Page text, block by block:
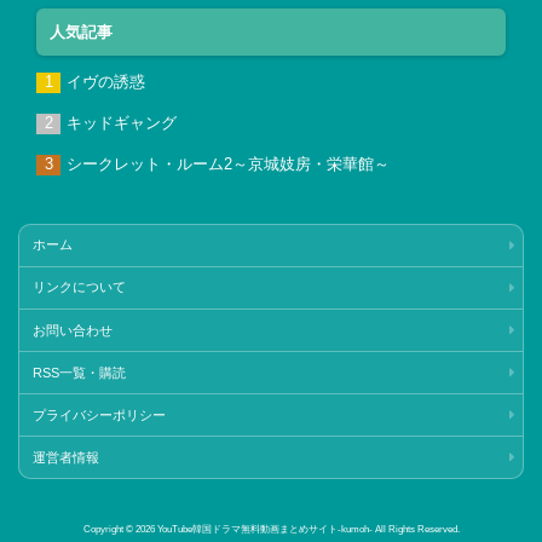
人気記事
イヴの誘惑
キッドギャング
シークレット・ルーム2～京城妓房・栄華館～
ホーム
リンクについて
お問い合わせ
RSS一覧・購読
プライバシーポリシー
運営者情報
Copyright © 2026 YouTube韓国ドラマ無料動画まとめサイト‐kumoh‐ All Rights Reserved.